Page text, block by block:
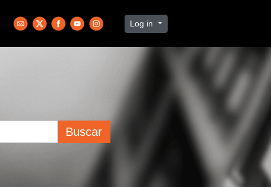
Log in
Buscar